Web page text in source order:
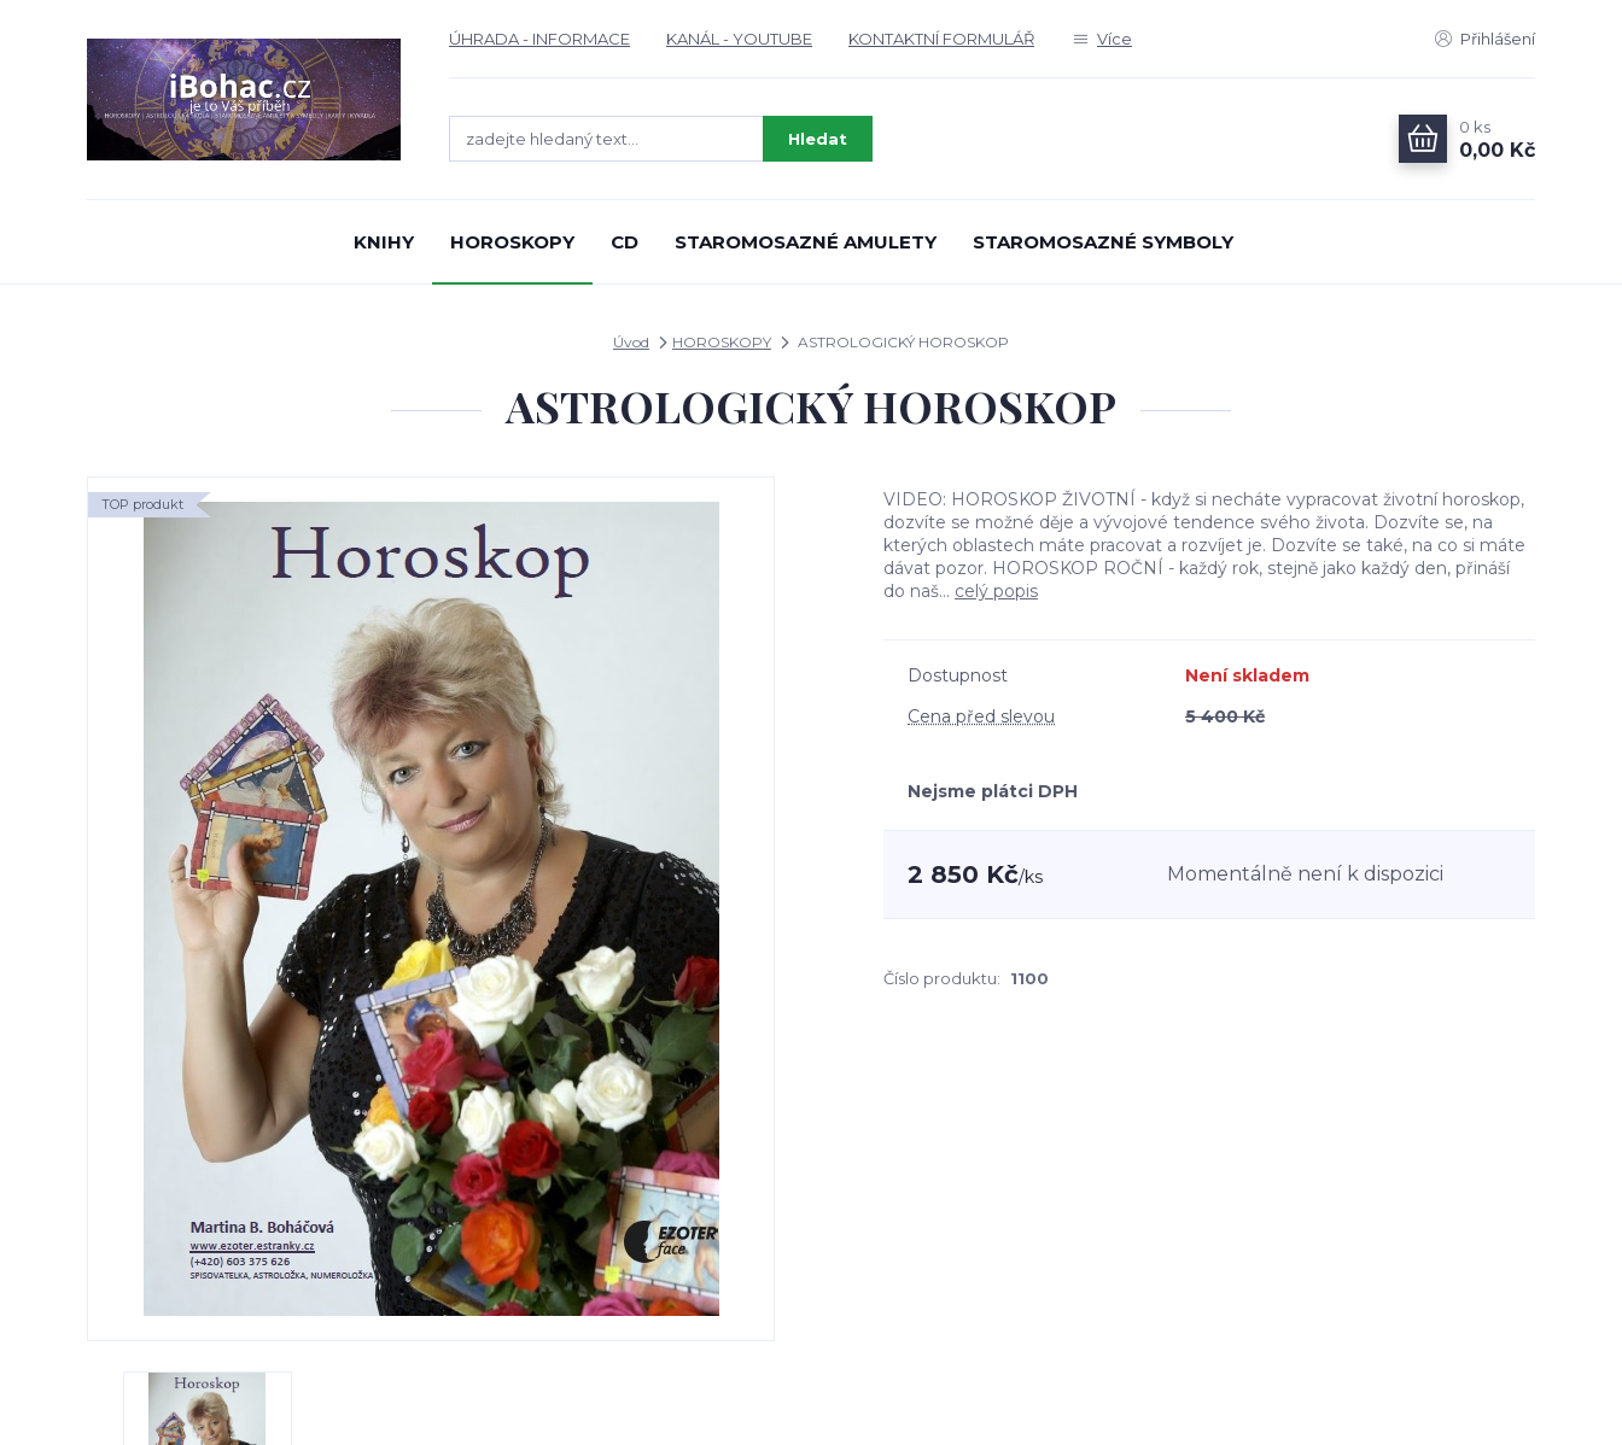
ÚHRADA - INFORMACE KANÁL - YOUTUBE KONTAKTNÍ FORMULÁŘ Více Přihlášení
Hledat
0 ks
0,00 Kč
KNIHY HOROSKOPY CD STAROMOSAZNÉ AMULETY STAROMOSAZNÉ SYMBOLY
Úvod HOROSKOPY ASTROLOGICKÝ HOROSKOP
ASTROLOGICKÝ HOROSKOP
TOP produkt
VIDEO: HOROSKOP ŽIVOTNÍ - když si necháte vypracovat životní horoskop,
dozvíte se možné děje a vývojové tendence svého života. Dozvíte se, na
kterých oblastech máte pracovat a rozvíjet je. Dozvíte se také, na co si máte
dávat pozor. HOROSKOP ROČNÍ - každý rok, stejně jako každý den, přináší
do naš... celý popis
Dostupnost
Není skladem
Cena před slevou
5 400 Kč
Nejsme plátci DPH
2 850 Kč/ks Momentálně není k dispozici
Číslo produktu: 1100